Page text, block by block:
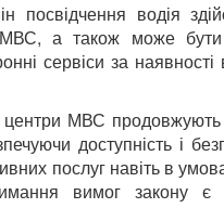
посвідчення водія
МВС, а також може бути
сервіси за наявності
центри МВС
доступність і
послуг навіть в
вимог закону є